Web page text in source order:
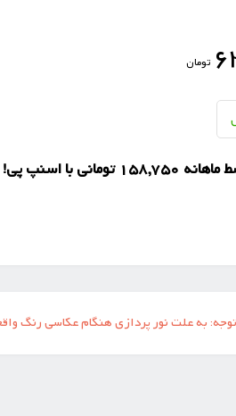
تومان
به علت نور پردازی هنگام عکاسی رنگ